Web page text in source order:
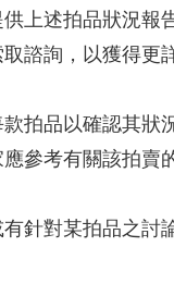
上述拍品狀況報
諮詢，以獲得更
拍品以確認其狀
參考有關該拍賣
針對某拍品之討